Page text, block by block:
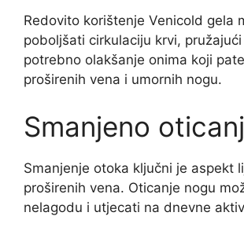
Redovito korištenje Venicold gela
poboljšati cirkulaciju krvi,
potrebno olakšanje onima koji
proširenih vena i umornih nogu.
Smanjeno
Smanjenje otoka ključni je aspekt
proširenih vena. Oticanje nogu
nelagodu i utjecati na dnevne